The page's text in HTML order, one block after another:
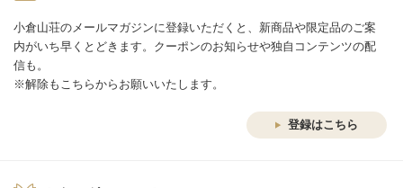
小倉山荘のメールマガジンに登録いただくと、新商品や限定品のご案
内がいち早くとどきます。クーポンのお知らせや独自コンテンツの配
信も。
※解除もこちらからお願いいたします。
登録はこちら